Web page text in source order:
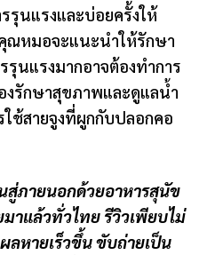
รุนแรงและบ่อยครั้งให้
หมอจะแนะนำให้รักษา
รุนแรงมากอาจต้องทำการ
งรักษาสุขภาพและดูแลน้ำ
ใช้สายจูงที่ผูกกับปลอกคอ
ภายนอกด้วยอาหารสุนัข
าแล้วทั่วไทย รีวิวเพียบไม่
ลหายเร็วขึ้น ขับถ่ายเป็น